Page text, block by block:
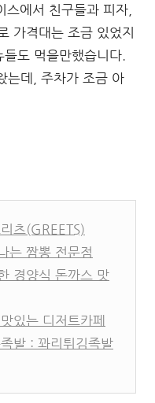
스에서 친구들과 피자,
가격대는 조금 있었지
도 먹을만했습니다.
는데, 주차가 조금 아
츠(GREETS)
는 짬뽕 전문점
경양식 돈까스 맛
있는 디저트카페
발 : 꽈리튀김족발